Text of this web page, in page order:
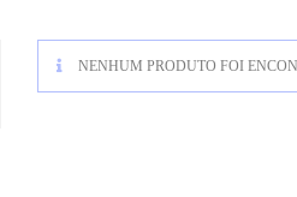
NENHUM PRODUTO FOI